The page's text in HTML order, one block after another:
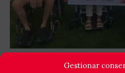
Gestionar
GOLES X LA ELA: